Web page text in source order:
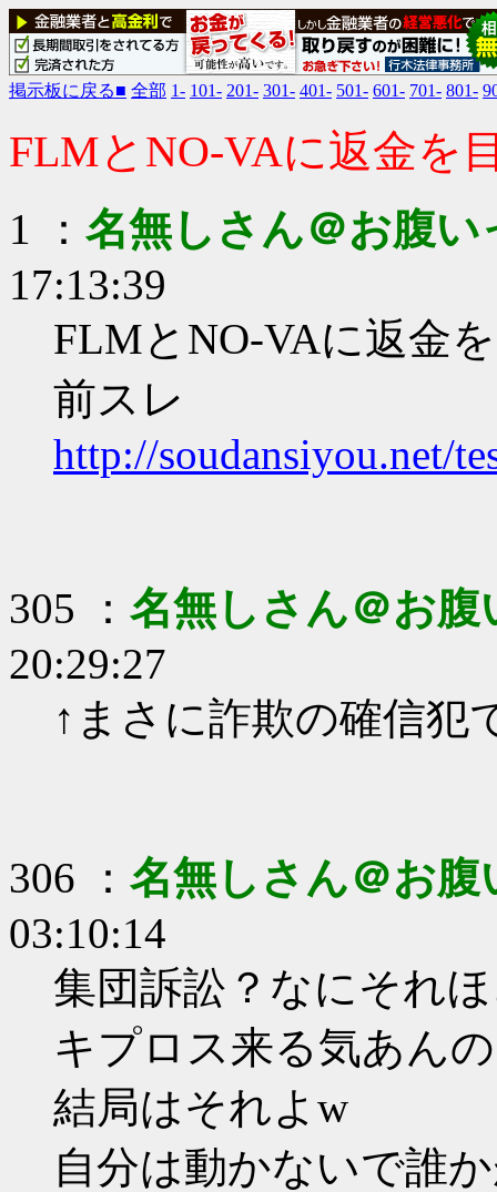
掲示板に戻る■ 全部 1- 101- 201- 301- 401- 501- 601- 701- 801-
FLMとNO-VAに返金を
1 ： 名無しさん＠お腹い
17:13:39
FLMとNO-VAに返金
前スレ
http://soudansiyou.net/
305 ： 名無しさん＠お腹
20:29:27
↑まさに詐欺の確信犯
306 ： 名無しさん＠お腹
03:10:14
集団訴訟？なにそれ
キプロス来る気あん
結局はそれよw
自分は動かないで誰